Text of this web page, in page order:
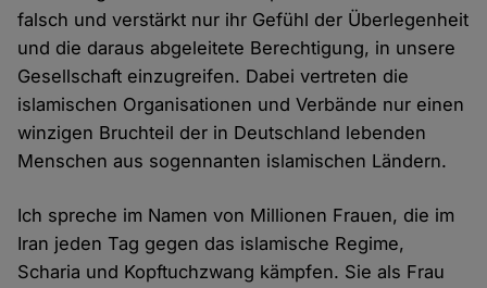
falsch und verstärkt nur ihr Gefühl der Überlegenheit
und die daraus abgeleitete Berechtigung, in unsere
Gesellschaft einzugreifen. Dabei vertreten die
islamischen Organisationen und Verbände nur einen
winzigen Bruchteil der in Deutschland lebenden
Menschen aus sogennanten islamischen Ländern.
Ich spreche im Namen von Millionen Frauen, die im
Iran jeden Tag gegen das islamische Regime,
Scharia und Kopftuchzwang kämpfen. Sie als Frau